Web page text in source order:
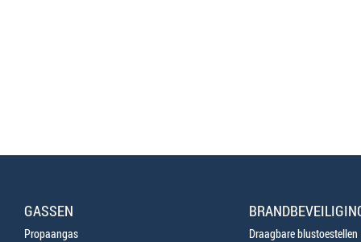
GASSEN
Propaangas
Draagbare blustoestellen